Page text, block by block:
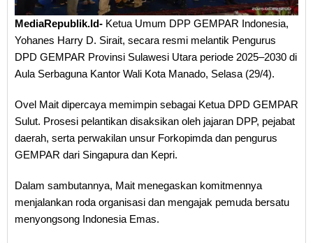
MediaRepublik.Id- Ketua Umum DPP GEMPAR Indonesia,
Yohanes Harry D. Sirait, secara resmi melantik Pengurus
DPD GEMPAR Provinsi Sulawesi Utara periode 2025–2030 di
Aula Serbaguna Kantor Wali Kota Manado, Selasa (29/4).
Ovel Mait dipercaya memimpin sebagai Ketua DPD GEMPAR
Sulut. Prosesi pelantikan disaksikan oleh jajaran DPP, pejabat
daerah, serta perwakilan unsur Forkopimda dan pengurus
GEMPAR dari Singapura dan Kepri.
Dalam sambutannya, Mait menegaskan komitmennya
menjalankan roda organisasi dan mengajak pemuda bersatu
menyongsong Indonesia Emas.